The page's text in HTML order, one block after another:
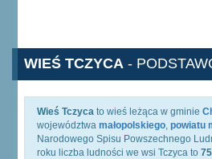
WIEŚ TCZYCA -
Wieś Tczyca to wieś leżąca w gminie
województwa małopolskiego, powiatu
Narodowego Spisu Powszechnego
roku liczba ludności we wsi Tczyca to